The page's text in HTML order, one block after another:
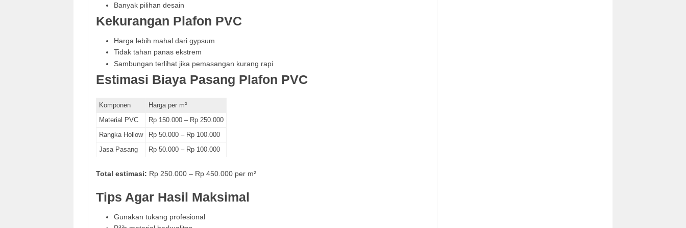
Banyak pilihan desain
Kekurangan Plafon PVC
Harga lebih mahal dari gypsum
Tidak tahan panas ekstrem
Sambungan terlihat jika pemasangan kurang rapi
Estimasi Biaya Pasang Plafon PVC
Komponen
Harga per m²
Material PVC
Rp 150.000 – Rp 250.000
Rangka Hollow
Rp 50.000 – Rp 100.000
Jasa Pasang
Rp 50.000 – Rp 100.000
Total estimasi: Rp 250.000 – Rp 450.000 per m²
Tips Agar Hasil Maksimal
Gunakan tukang profesional